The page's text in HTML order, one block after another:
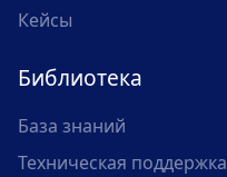
Кейсы
Библиотека
База знаний
Техническая поддержка